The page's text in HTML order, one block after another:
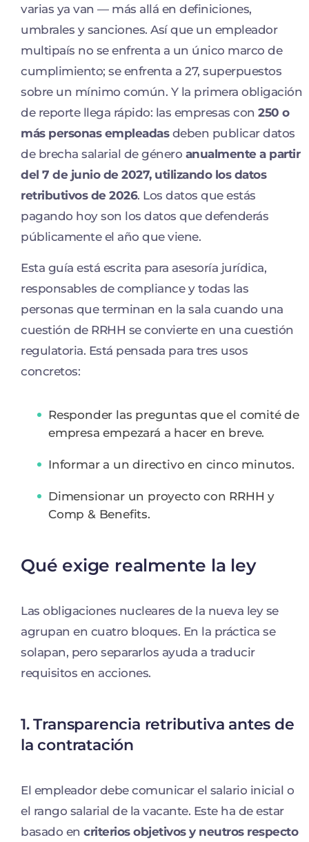
varias ya van — más allá en definiciones,
umbrales y sanciones. Así que un empleador
multipaís no se enfrenta a un único marco de
cumplimiento; se enfrenta a 27, superpuestos
sobre un mínimo común. Y la primera obligación
de reporte llega rápido: las empresas con 250 o
más personas empleadasdeben publicar datos
de brecha salarial de género anualmente a partir
del 7 de junio de 2027, utilizando los datos
retributivos de 2026. Los datos que estás
pagando hoy son los datos que defenderás
públicamente el año que viene.
Esta guía está escrita para asesoría jurídica,
responsables de compliance y todas las
personas que terminan en la sala cuando una
cuestión de RRHH se convierte en una cuestión
regulatoria. Está pensada para tres usos
concretos:
Responder las preguntas que el comité de
empresa empezará a hacer en breve.
Informar a un directivo en cinco minutos.
Dimensionar un proyecto con RRHH y
Comp & Benefits.
Qué exige realmente la ley
Las obligaciones nucleares de la nueva ley se
agrupan en cuatro bloques. En la práctica se
solapan, pero separarlos ayuda a traducir
requisitos en acciones.
1. Transparencia retributiva antes de
la contratación
El empleador debe comunicar el salario inicial o
el rango salarial de la vacante. Este ha de estar
basado en criterios objetivos y neutros respecto